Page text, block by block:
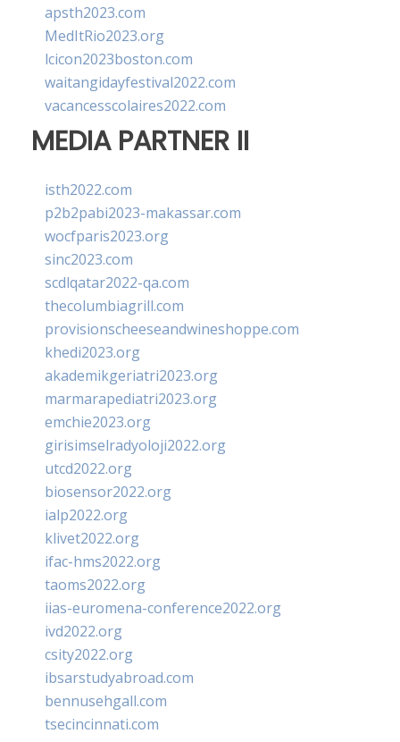
apsth2023.com
MedItRio2023.org
lcicon2023boston.com
waitangidayfestival2022.com
vacancesscolaires2022.com
MEDIA PARTNER II
isth2022.com
p2b2pabi2023-makassar.com
wocfparis2023.org
sinc2023.com
scdlqatar2022-qa.com
thecolumbiagrill.com
provisionscheeseandwineshoppe.com
khedi2023.org
akademikgeriatri2023.org
marmarapediatri2023.org
emchie2023.org
girisimselradyoloji2022.org
utcd2022.org
biosensor2022.org
ialp2022.org
klivet2022.org
ifac-hms2022.org
taoms2022.org
iias-euromena-conference2022.org
ivd2022.org
csity2022.org
ibsarstudyabroad.com
bennusehgall.com
tsecincinnati.com